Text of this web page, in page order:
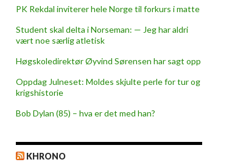
PK Rekdal inviterer hele Norge til forkurs i matte
Student skal delta i Norseman: — Jeg har aldri
vært noe særlig atletisk
Høgskoledirektør Øyvind Sørensen har sagt opp
Oppdag Julneset: Moldes skjulte perle for tur og
krigshistorie
Bob Dylan (85) – hva er det med han?
KHRONO